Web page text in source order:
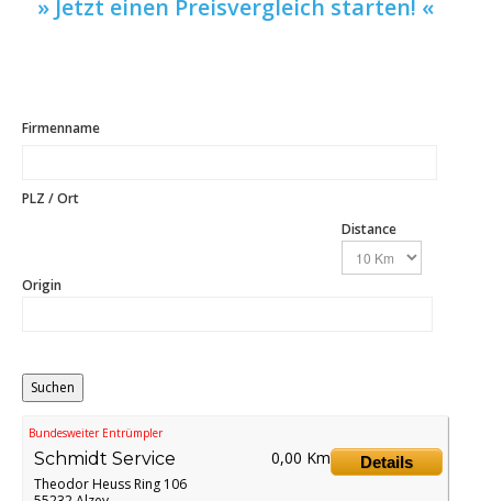
» Jetzt einen Preisvergleich starten! «
Firmenname
PLZ / Ort
Distance
Origin
Bundesweiter Entrümpler
0,00 Km Details
Schmidt Service
Theodor Heuss Ring 106